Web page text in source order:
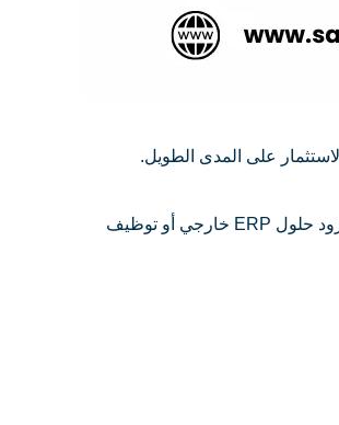
معظم الشركات المُطورة لأنظمة ERP، تُقدم دعم وصيانة مجانًا لمدة عام، إلا أنه بعد انتهاء هذه الفترة، تجد المؤسسات أنفسها أمام خيارين، الاستعانة بمزود حلول ERP خارجي أو توظيف